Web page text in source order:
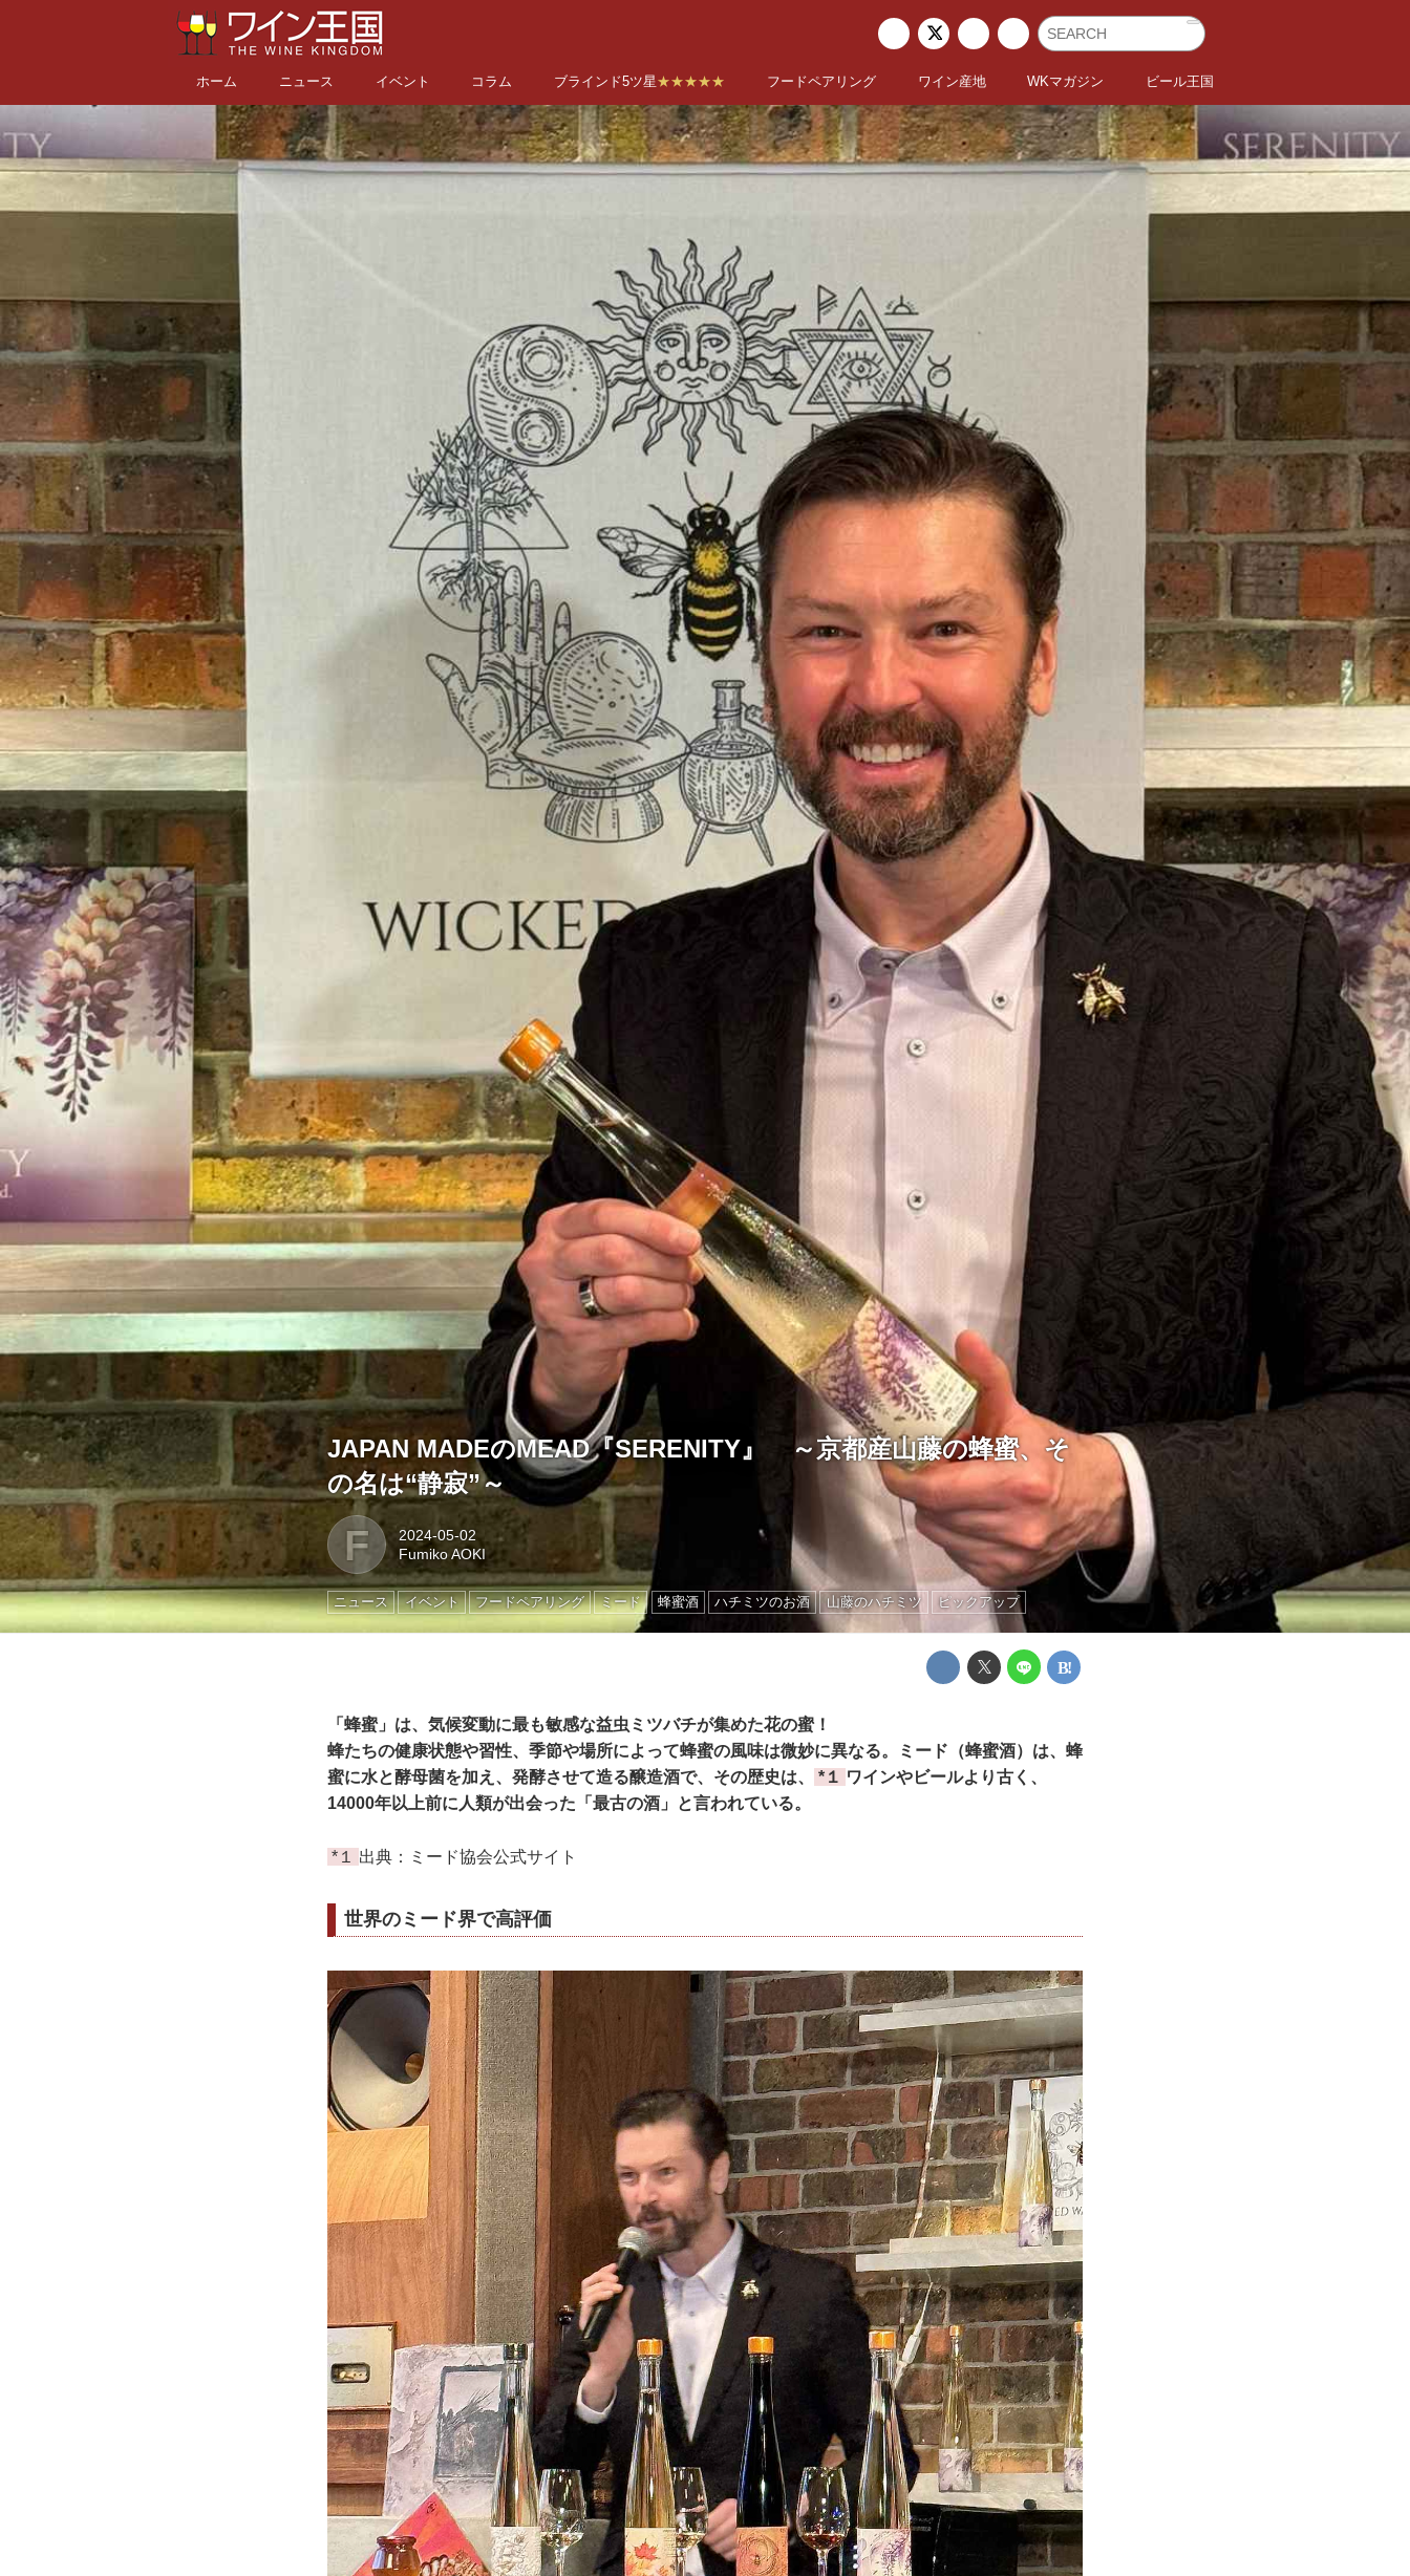
ホーム ニュース イベント コラム ブラインド5ツ星★★★★★ フードペアリング ワイン産地 WKマガジン ビール王国
JAPAN MADEのMEAD『SERENITY』 ～京都産山藤の蜂蜜、そ
の名は“静寂”～
F
2024-05-02
Fumiko AOKI
ニュース イベント フードペアリング ミード 蜂蜜酒 ハチミツのお酒 山藤のハチミツ ピックアップ
「蜂蜜」は、気候変動に最も敏感な益虫ミツバチが集めた花の蜜！
蜂たちの健康状態や習性、季節や場所によって蜂蜜の風味は微妙に異なる。ミード（蜂蜜酒）は、蜂
蜜に水と酵母菌を加え、発酵させて造る醸造酒で、その歴史は、
*１ ワインやビールより古く、
14000年以上前に人類が出会った「最古の酒」と言われている。
*１ 出典：ミード協会公式サイト
世界のミード界で高評価